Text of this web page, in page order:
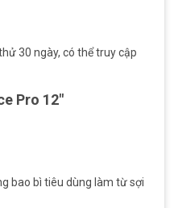
30 ngày, có thể truy cập
Pro 12″
bao bì tiêu dùng làm từ sợi